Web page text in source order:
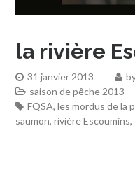
la rivière
31 janvier 2013
saison de pêche 2013
FQSA,les mordus de la
saumon,rivière Escoumins,